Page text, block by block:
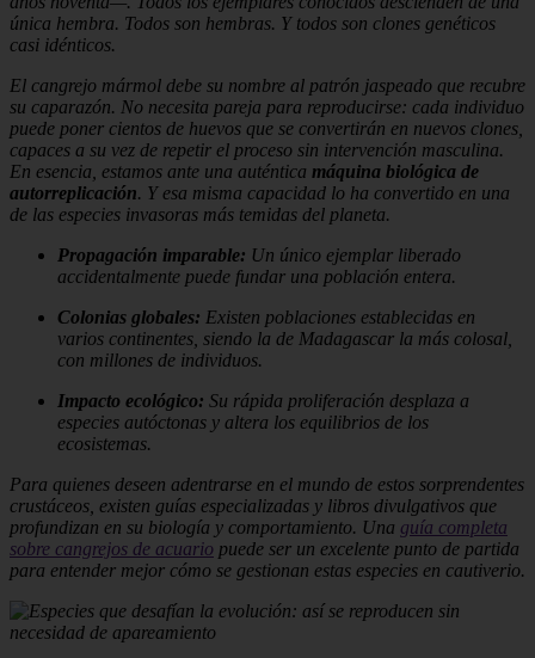
única hembra. Todos son hembras. Y todos son clones genéticos
casi idénticos.
El cangrejo mármol debe su nombre al patrón jaspeado que recubre
su caparazón. No necesita pareja para reproducirse: cada individuo
puede poner cientos de huevos que se convertirán en nuevos clones,
capaces a su vez de repetir el proceso sin intervención masculina.
En esencia, estamos ante una auténtica máquina biológica de
autorreplicación. Y esa misma capacidad lo ha convertido en una
de las especies invasoras más temidas del planeta.
Propagación imparable: Un único ejemplar liberado
accidentalmente puede fundar una población entera.
Colonias globales: Existen poblaciones establecidas en
varios continentes, siendo la de Madagascar la más colosal,
con millones de individuos.
Impacto ecológico: Su rápida proliferación desplaza a
especies autóctonas y altera los equilibrios de los
ecosistemas.
Para quienes deseen adentrarse en el mundo de estos sorprendentes
crustáceos, existen guías especializadas y libros divulgativos que
profundizan en su biología y comportamiento. Una guía completa
sobre cangrejos de acuario puede ser un excelente punto de partida
para entender mejor cómo se gestionan estas especies en cautiverio.